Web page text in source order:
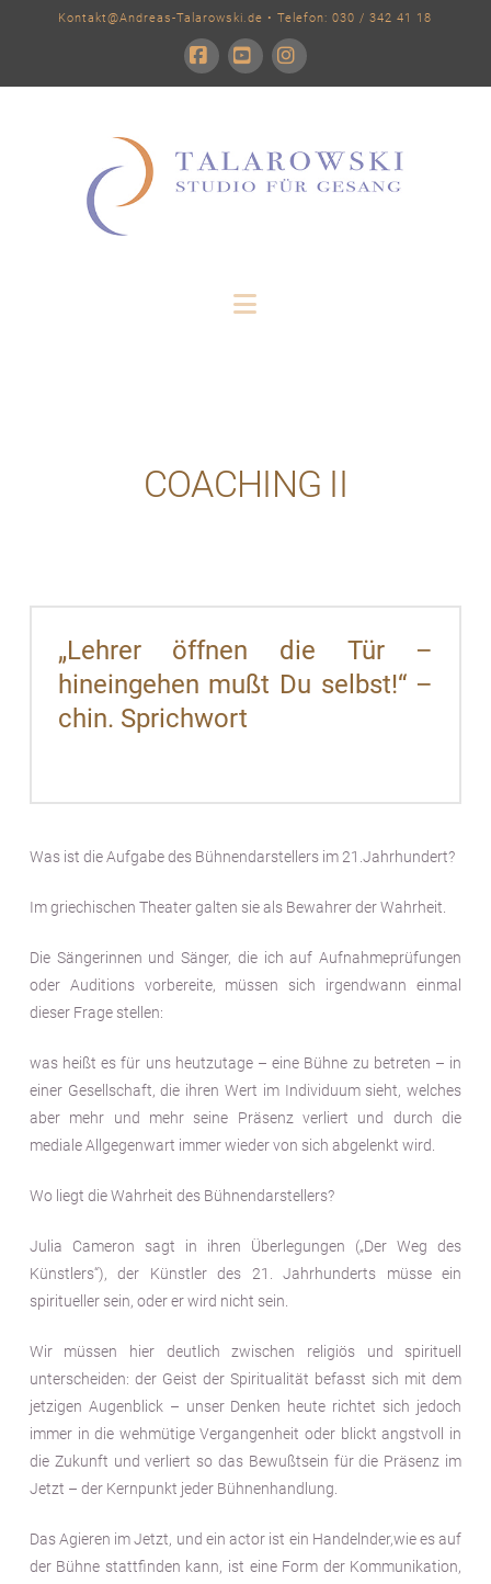
Kontakt@Andreas-Talarowski.de • Telefon: 030 / 342 41 18
Facebook
YouTubeInstagram
Navigation
COACHING II
„Lehrer öffnen die Tür –
hineingehen mußt Du selbst!“ –
chin. Sprichwort
Was ist die Aufgabe des Bühnendarstellers im 21.Jahrhundert?
Im griechischen Theater galten sie als Bewahrer der Wahrheit.
Die Sängerinnen und Sänger, die ich auf Aufnahmeprüfungen
oder Auditions vorbereite, müssen sich irgendwann einmal
dieser Frage stellen:
was heißt es für uns heutzutage – eine Bühne zu betreten – in
einer Gesellschaft, die ihren Wert im Individuum sieht, welches
aber mehr und mehr seine Präsenz verliert und durch die
mediale Allgegenwart immer wieder von sich abgelenkt wird.
Wo liegt die Wahrheit des Bühnendarstellers?
Julia Cameron sagt in ihren Überlegungen („Der Weg des
Künstlers“), der Künstler des 21. Jahrhunderts müsse ein
spiritueller sein, oder er wird nicht sein.
Wir müssen hier deutlich zwischen religiös und spirituell
unterscheiden: der Geist der Spiritualität befasst sich mit dem
jetzigen Augenblick – unser Denken heute richtet sich jedoch
immer in die wehmütige Vergangenheit oder blickt angstvoll in
die Zukunft und verliert so das Bewußtsein für die Präsenz im
Jetzt – der Kernpunkt jeder Bühnenhandlung.
Das Agieren im Jetzt, und ein actor ist ein Handelnder,wie es auf
der Bühne stattfinden kann, ist eine Form der Kommunikation,